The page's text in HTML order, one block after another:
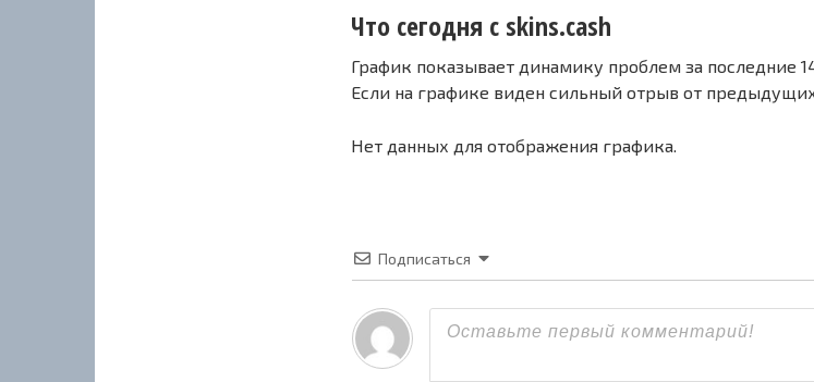
Что сегодня с skins.cash
График показывает динамику проблем за последние
Если на графике виден сильный отрыв от
Нет данных для отображения графика.
Подписаться